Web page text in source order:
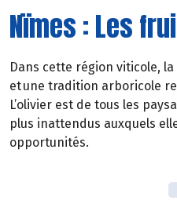
Nïmes : Les
Dans cette région viticole,
et une tradition arboricole
L’olivier est de tous les
plus inattendus auxquels
opportunités.